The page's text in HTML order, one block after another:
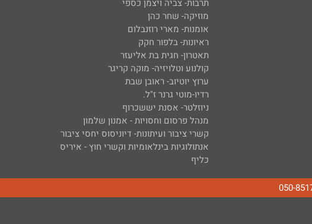
תרבות- צביה ויצמן כספי
מוזיקה- שחר כהן
אומנות- מארי רוזנבלום
ראיונות- בלפור חקק
תאטרון- חגית בת אליעזר
קולנוע וטלויזיה- מוקה קריגר
ערוץ יוטיוב- ראובן שבת
רדיו-מוטי גרנר ז"ל.
ניוזלטר- אסנת יששכרוף
מנהל פרסום וחסויות - אמנון שלמון
קשרי ציבור ועיתונות- דיוניסוס יחסי ציבור
אנתולוגיות בינלאומיות וקשרי חוץ - איריס
כליף